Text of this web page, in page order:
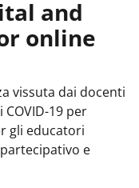
and
online
vissuta dai docenti
19 per
gli educatori
e